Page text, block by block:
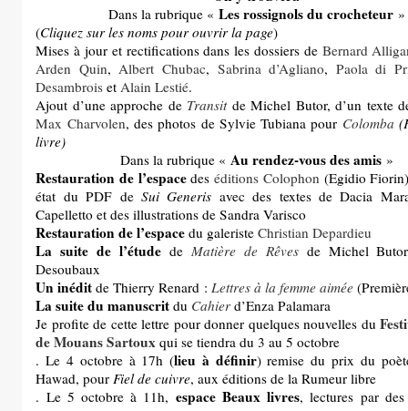
Dans la rubrique « Les rossignols du crocheteur»
(Cliquez sur les noms pour ouvrir la page)
Mises à jour et rectifications dans les dossiers de Bernard
Arden Quin, Albert Chubac, Sabrina d’Agliano, Paola di
Desambrois et Alain Lestié.
Ajout d’une approche de Transitde Michel Butor, d’un texte
Max Charvolen, des photos de Sylvie Tubiana pour Colomba
livre)
Dans la rubrique « Au rendez-vous des amis»
Restauration de l’espacedeséditions Colophon (Egidio
état du PDF de Sui Generis avec des textes de Dacia
Capelletto et des illustrations de Sandra Varisco
Restauration de l’espace du galeristeChristian Depardieu
La suite de l’étude de Matière de Rêvesde Michel
Desoubaux
Un inédit de Thierry Renard : Lettres à la femme aimée
La suite du manuscrit du Cahierd’Enza Palamara
Je profite de cette lettre pour donner quelques nouvelles du
de Mouans Sartoux qui se tiendra du 3 au 5 octobre
. Le 4 octobre à 17h (lieu à définir) remise du prix du
Hawad, pour Fiel de cuivre, aux éditions de la Rumeur libre
. Le 5 octobre à 11h, espace Beaux livres, lectures par